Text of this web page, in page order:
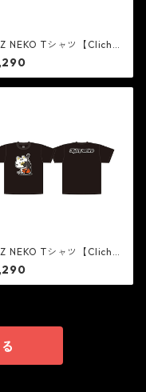
NEKO Tシャツ【Cliché
Rod】
NEKO Tシャツ【Cliché
Bass】